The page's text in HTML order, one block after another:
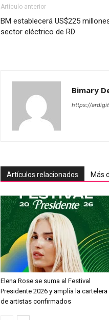
Artículo anterior
BM establecerá US$225
sector eléctrico de RD
Bimary
https://
Artículos relacionados Más
Elena Rose se suma al Festival
Presidente 2026 y amplía la cartelera
de artistas confirmados